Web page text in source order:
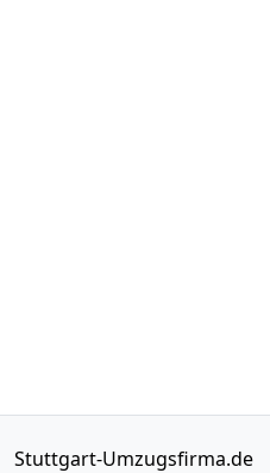
Stuttgart-Umzugsfirma.de